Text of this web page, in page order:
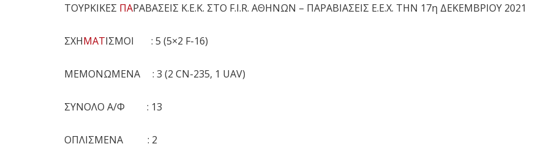
ΤΟΥΡΚΙΚΕΣ ΠΑΡΑΒΑΣΕΙΣ Κ.Ε.Κ. ΣΤΟ F.I.R. ΑΘΗΝΩΝ – ΠΑΡΑΒΙΑΣΕΙΣ Ε.Ε.Χ. ΤΗΝ 17η ΔΕΚΕΜΒΡΙΟΥ 2021
ΣΧΗΜΑΤΙΣΜΟΙ : 5 (5×2 F-16)
ΜΕΜΟΝΩΜΕΝΑ : 3 (2 CN-235, 1 UAV)
ΣΥΝΟΛΟ Α/Φ : 13
ΟΠΛΙΣΜΕΝΑ : 2